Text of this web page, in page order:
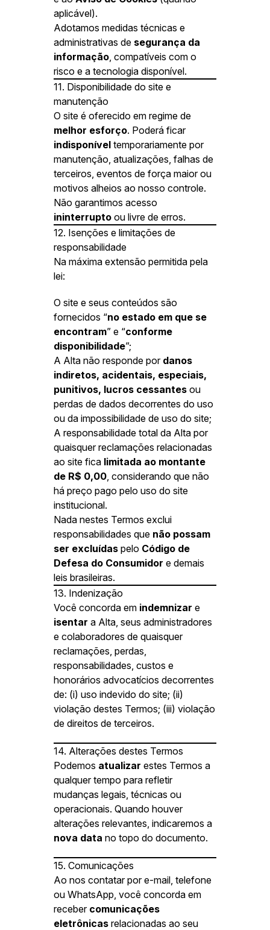
aplicável).
Adotamos medidas técnicas e
administrativas de segurança da
informação, compatíveis com o
risco e a tecnologia disponível.
11. Disponibilidade do site e
manutenção
O site é oferecido em regime de
melhor esforço. Poderá ficar
indisponível temporariamente por
manutenção, atualizações, falhas de
terceiros, eventos de força maior ou
motivos alheios ao nosso controle.
Não garantimos acesso
ininterrupto ou livre de erros.
12. Isenções e limitações de
responsabilidade
Na máxima extensão permitida pela
lei:
O site e seus conteúdos são
fornecidos “no estado em que se
encontram” e “conforme
disponibilidade”;
A Alta não responde por danos
indiretos, acidentais, especiais,
punitivos, lucros cessantes ou
perdas de dados decorrentes do uso
ou da impossibilidade de uso do site;
A responsabilidade total da Alta por
quaisquer reclamações relacionadas
ao site fica limitada ao montante
de R$ 0,00, considerando que não
há preço pago pelo uso do site
institucional.
Nada nestes Termos exclui
responsabilidades que não possam
ser excluídas pelo Código de
Defesa do Consumidor e demais
leis brasileiras.
13. Indenização
Você concorda em indemnizar e
isentar a Alta, seus administradores
e colaboradores de quaisquer
reclamações, perdas,
responsabilidades, custos e
honorários advocatícios decorrentes
de: (i) uso indevido do site; (ii)
violação destes Termos; (iii) violação
de direitos de terceiros.
14. Alterações destes Termos
Podemos atualizar estes Termos a
qualquer tempo para refletir
mudanças legais, técnicas ou
operacionais. Quando houver
alterações relevantes, indicaremos a
nova data no topo do documento.
15. Comunicações
Ao nos contatar por e-mail, telefone
ou WhatsApp, você concorda em
receber comunicações
eletrônicas relacionadas ao seu